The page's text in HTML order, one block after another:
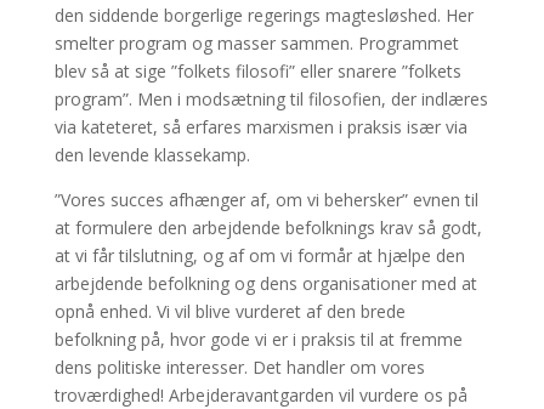
den siddende borgerlige regerings magtesløshed. Her
smelter program og masser sammen. Programmet
blev så at sige ”folkets filosofi” eller snarere ”folkets
program”. Men i modsætning til filosofien, der indlæres
via kateteret, så erfares marxismen i praksis især via
den levende klassekamp.
”Vores succes afhænger af, om vi behersker” evnen til
at formulere den arbejdende befolknings krav så godt,
at vi får tilslutning, og af om vi formår at hjælpe den
arbejdende befolkning og dens organisationer med at
opnå enhed. Vi vil blive vurderet af den brede
befolkning på, hvor gode vi er i praksis til at fremme
dens politiske interesser. Det handler om vores
troværdighed! Arbejderavantgarden vil vurdere os på